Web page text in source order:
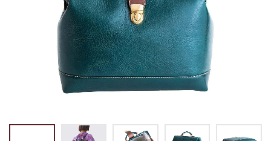
トートバッグ
バックパック・リュック
その他バッグ
マネークリップ
ペンケース
IDカード・カードケース